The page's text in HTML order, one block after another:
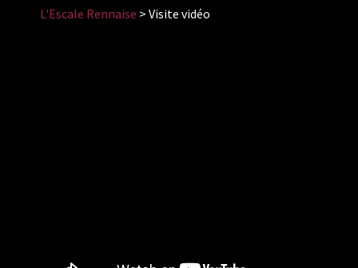
L'Escale Rennaise > Visite vidéo